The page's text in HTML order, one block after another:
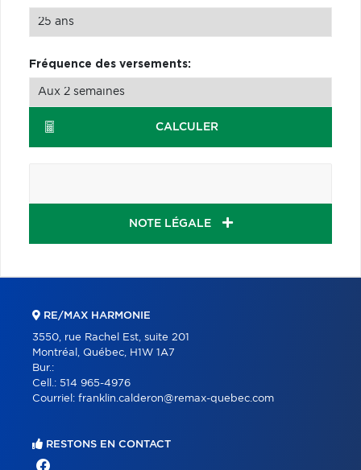
Fréquence des versements:
CALCULER
NOTE LÉGALE
RE/MAX HARMONIE
3550, rue Rachel Est, suite 201
Montréal, Québec, H1W 1A7
Bur.:
Cell.: 514 965-4976
Courriel: franklin.calderon@remax-quebec.com
RESTONS EN CONTACT